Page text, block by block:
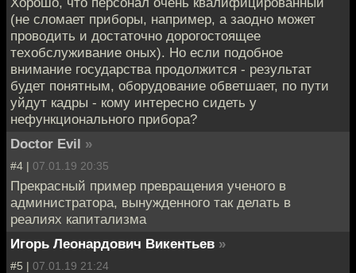
(не сломает приборы, например, а заодно может
проводить и достаточно дорогостоящее
техобслуживание оных). Но если подобное
внимание государства продолжится - результат
будет понятным, оборудование обветшает, по пути
уйдут кадры - кому интересно сидеть у
нефункционального прибора?
Doctor Evil »
#4 | 07.01.19 20:35
Прекрасный пример превращения ученого в
администратора, вынужденного так делать в
реалиях капитализма
Игорь Леонардович Викентьев »
#5 | 07.01.19 21:24